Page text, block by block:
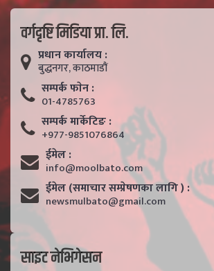
वर्गदृष्टि मिडिया प्रा. लि.
प्रधान कार्यालय :
बुद्धनगर, काठमाडाैं
सम्पर्क फाेन :
01-4785763
सम्पर्क मार्केटिङ :
+977-9851076864
ईमेल :
info@moolbato.com
ईमेल (समाचार सम्प्रेषणका लागि ) :
newsmulbato@gmail.com
साइट नेभिगेसन